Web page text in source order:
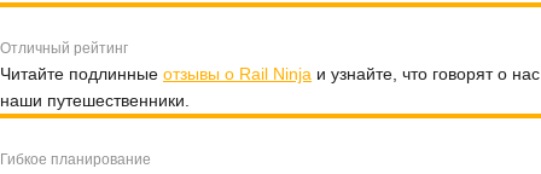
Отличный рейтинг
Читайте подлинные отзывы о Rail Ninja и узнайте, что говорят о нас
наши путешественники.
Гибкое планирование